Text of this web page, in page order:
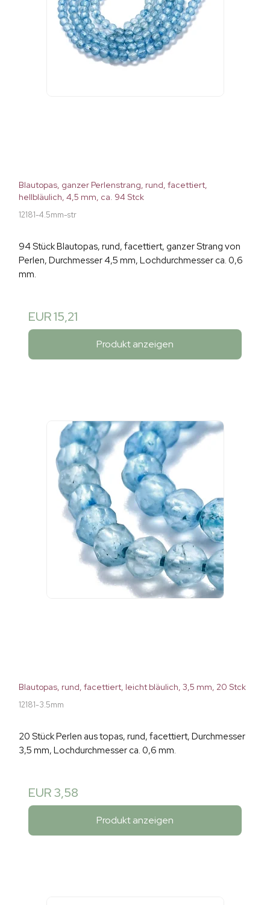
Blautopas, ganzer Perlenstrang, rund, facettiert,
hellbläulich, 4,5 mm, ca. 94 Stck
12181-4.5mm-str
94 Stück Blautopas, rund, facettiert, ganzer Strang von
Perlen, Durchmesser 4,5 mm, Lochdurchmesser ca. 0,6
mm.
EUR 15,21
Produkt anzeigen
Blautopas, rund, facettiert, leicht bläulich, 3,5 mm, 20 Stck
12181-3.5mm
20 Stück Perlen aus topas, rund, facettiert, Durchmesser
3,5 mm, Lochdurchmesser ca. 0,6 mm.
EUR 3,58
Produkt anzeigen